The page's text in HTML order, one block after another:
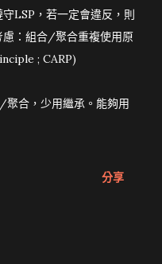
LSP，若一定會違反，則
慮：組合/聚合重複使用原
; CARP)
聚合，少用繼承。能夠用
分享